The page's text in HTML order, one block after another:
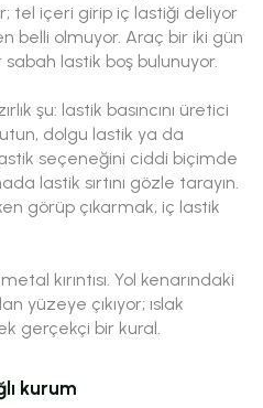
tel içeri girip iç lastiği deliyor
belli olmuyor. Araç bir iki gün
lastik boş bulunuyor.
şu: lastik basıncını üretici
tutun, dolgu lastik ya da
lastik seçeneğini ciddi biçimde
lastik sırtını gözle tarayın.
görüp çıkarmak, iç lastik
kırıntısı. Yol kenarındaki
yüzeye çıkıyor; ıslak
gerçekçi bir kural.
kurum